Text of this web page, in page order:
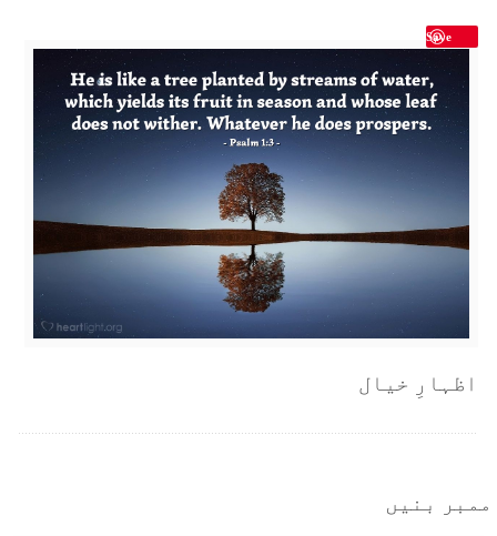
Save
اظہارِ خیال
ممبر بنیں